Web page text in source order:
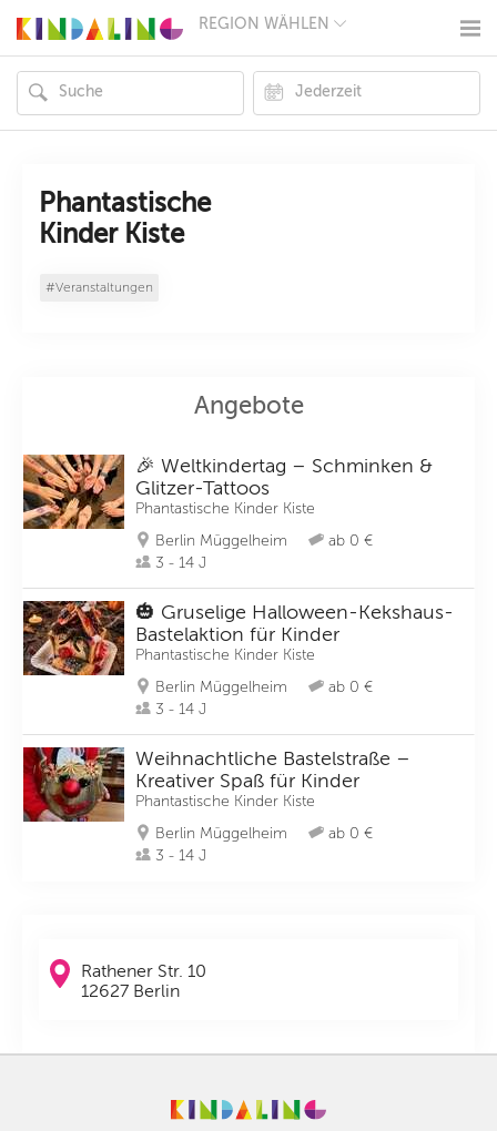
REGION WÄHLEN
MÜNCHEN
HAMBURG
FRANKFURT
KÖLN
Phantastische
Kinder Kiste
#Veranstaltungen
Angebote
🎉 Weltkindertag – Schminken &
Glitzer-Tattoos
Phantastische Kinder Kiste
Berlin Müggelheim
ab 0 €
3 - 14 J
🎃 Gruselige Halloween-Kekshaus-
Bastelaktion für Kinder
Phantastische Kinder Kiste
Berlin Müggelheim
ab 0 €
3 - 14 J
Weihnachtliche Bastelstraße –
Kreativer Spaß für Kinder
Phantastische Kinder Kiste
Berlin Müggelheim
ab 0 €
3 - 14 J
Rathener Str. 10
12627 Berlin